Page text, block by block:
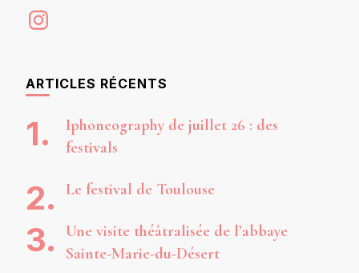
Instagram
ARTICLES RÉCENTS
Iphoneography de juillet 26 : des
festivals
Le festival de Toulouse
Une visite théâtralisée de l’abbaye
Sainte-Marie-du-Désert